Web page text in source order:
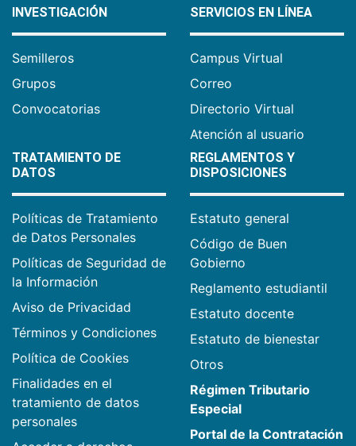
INVESTIGACIÓN
Semilleros
Grupos
Convocatorias
SERVICIOS EN LÍNEA
Campus Virtual
Correo
Directorio Virtual
Atención al usuario
TRATAMIENTO DE
DATOS
Políticas de Tratamiento
de Datos Personales
Políticas de Seguridad de
la Información
Aviso de Privacidad
Términos y Condiciones
Política de Cookies
Finalidades en el
tratamiento de datos
personales
REGLAMENTOS Y
DISPOSICIONES
Estatuto general
Código de Buen
Gobierno
Reglamento estudiantil
Estatuto docente
Estatuto de bienestar
Otros
Régimen Tributario
Especial
Portal de la Contratación